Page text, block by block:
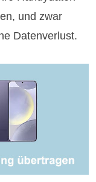
und zwar
Datenverlust.